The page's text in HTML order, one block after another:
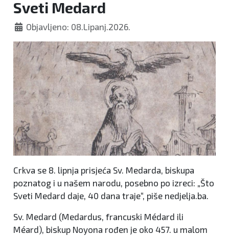
Sveti Medard
Objavljeno: 08.Lipanj.2026.
Crkva se 8. lipnja prisjeća Sv. Medarda, biskupa
poznatog i u našem narodu, posebno po izreci: „Što
Sveti Medard daje, 40 dana traje“, piše nedjelja.ba.
Sv. Medard (Medardus, francuski Médard ili
Méard), biskup Noyona rođen je oko 457. u malom